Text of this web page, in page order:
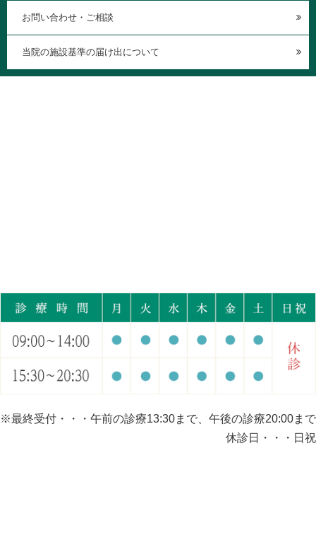
お問い合わせ・ご相談
当院の施設基準の届け出について
※最終受付・・・午前の診療13:30まで、午後の診療20:00まで
休診日・・・日祝